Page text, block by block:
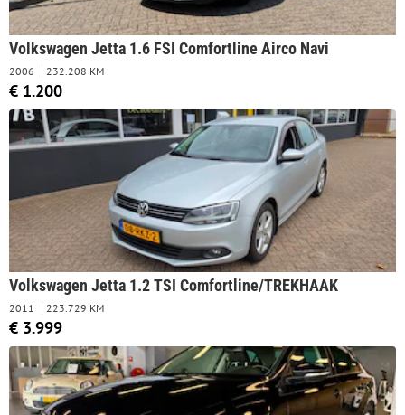
Volkswagen Jetta 1.6 FSI Comfortline Airco Navi
2006 232.208 KM
€ 1.200
Volkswagen Jetta 1.2 TSI Comfortline/TREKHAAK
2011 223.729 KM
€ 3.999